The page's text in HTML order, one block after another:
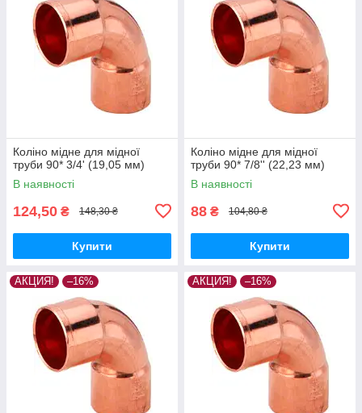
Коліно мідне для мідної
труби 90* 3/4' (19,05 мм)
В наявності
124,50 ₴ 148,30 ₴
Купити
Коліно мідне для мідної
труби 90* 7/8'' (22,23 мм)
В наявності
88 ₴ 104,80 ₴
Купити
АКЦИЯ! –16% АКЦИЯ! –16%